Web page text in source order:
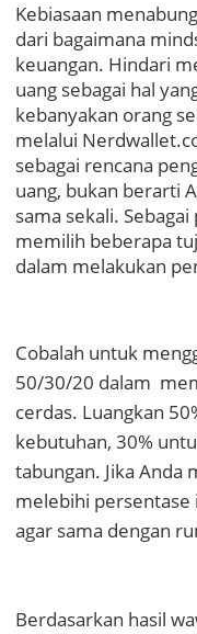
Kebiasaan
dari bagaimana
keuangan. Hindari
uang sebagai hal
kebanyakan orang
melalui
sebagai rencana
uang, bukan berarti
sama sekali.
memilih beberapa
dalam melakukan
Cobalah untuk
50/30/20 dalam
cerdas. Luangkan
kebutuhan, 30%
tabungan. Jika Anda
melebihi persentase
agar sama dengan
Berdasarkan hasil